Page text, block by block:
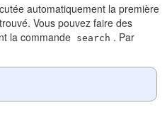
automatiquement la première
Vous pouvez faire des
la commande search . Par